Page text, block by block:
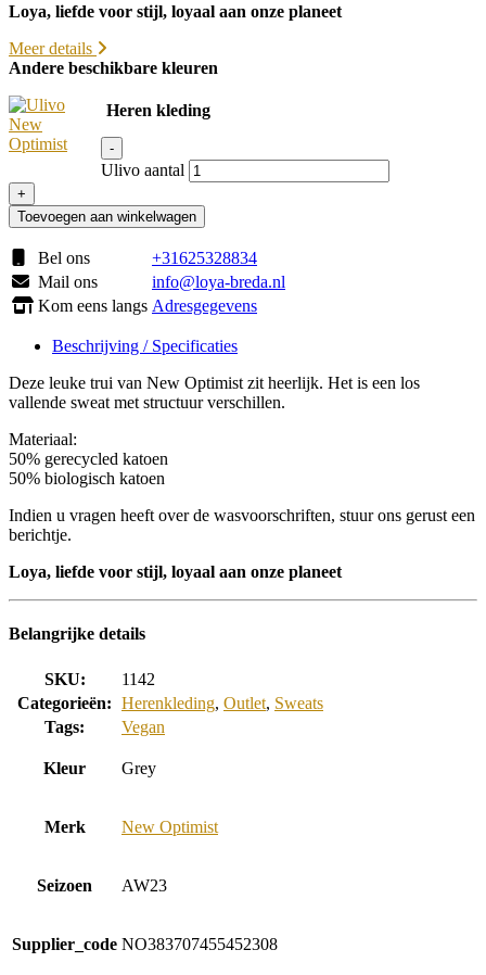
Loya, liefde voor stijl, loyaal aan onze planeet
Meer details
Andere beschikbare kleuren
Heren kleding
-
Ulivo aantal
+
Toevoegen aan winkelwagen
Bel ons
+31625328834
Mail ons
info@loya-breda.nl
Kom eens langs Adresgegevens
Beschrijving / Specificaties
Deze leuke trui van New Optimist zit heerlijk. Het is een los
vallende sweat met structuur verschillen.
Materiaal:
50% gerecycled katoen
50% biologisch katoen
Indien u vragen heeft over de wasvoorschriften, stuur ons gerust een
berichtje.
Loya, liefde voor stijl, loyaal aan onze planeet
Belangrijke details
SKU:
1142
Categorieën: Herenkleding, Outlet, Sweats
Tags:
Vegan
Kleur Grey
Merk New Optimist
Seizoen AW23
Supplier_code NO383707455452308